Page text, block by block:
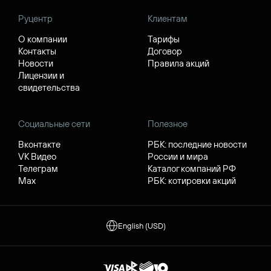
Руцентр
О компании
Контакты
Новости
Лицензии и
свидетельства
Клиентам
Тарифы
Договор
Правила акций
Социальные сети
Вконтакте
VK Видео
Телеграм
Max
Полезное
РБК: последние новости
России и мира
Каталог компаний РФ
РБК: котировки акций
English (USD)